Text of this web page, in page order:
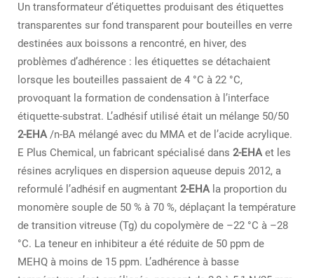
Un transformateur d’étiquettes produisant des étiquettes
transparentes sur fond transparent pour bouteilles en verre
destinées aux boissons a rencontré, en hiver, des
problèmes d’adhérence : les étiquettes se détachaient
lorsque les bouteilles passaient de 4 °C à 22 °C,
provoquant la formation de condensation à l’interface
étiquette-substrat. L’adhésif utilisé était un mélange 50/50
2-EHA/n-BA mélangé avec du MMA et de l’acide acrylique.
E Plus Chemical, un fabricant spécialisé dans 2-EHAet les
résines acryliques en dispersion aqueuse depuis 2012, a
reformulé l’adhésif en augmentant 2-EHA la proportion du
monomère souple de 50 % à 70 %, déplaçant la température
de transition vitreuse (Tg) du copolymère de –22 °C à –28
°C. La teneur en inhibiteur a été réduite de 50 ppm de
MEHQ à moins de 15 ppm. L’adhérence à basse